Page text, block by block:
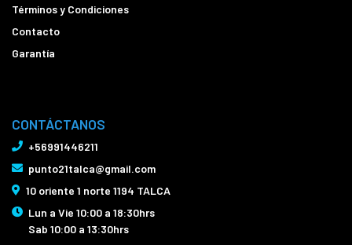
Términos y Condiciones
Contacto
Garantía
CONTÁCTANOS
+56991446211
punto21talca@gmail.com
10 oriente 1 norte 1194 TALCA
Lun a Vie 10:00 a 18:30hrs
Sab 10:00 a 13:30hrs